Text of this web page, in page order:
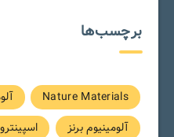
برچسب‌ها
Nature Materials
آلومینیوم برنز